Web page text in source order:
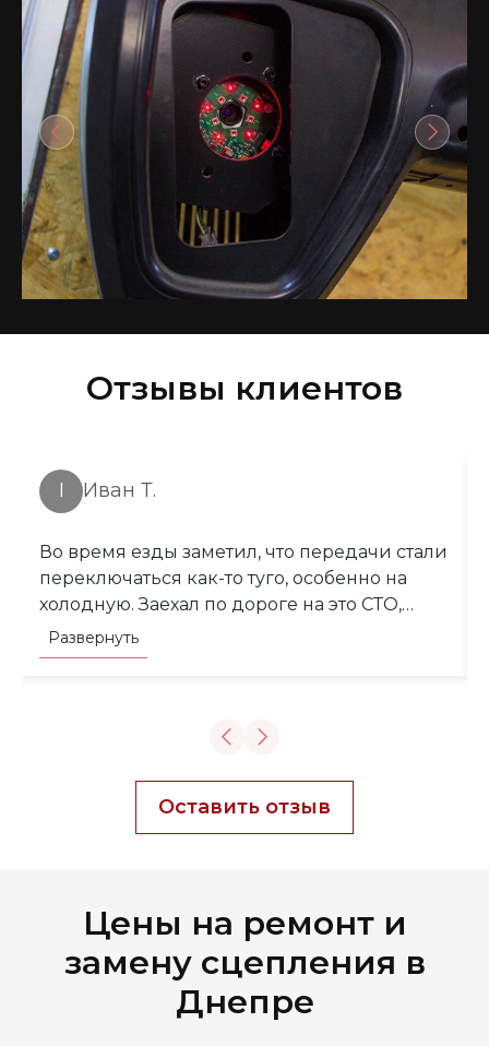
Отзывы клиентов
І Иван Т.
Во время езды заметил, что передачи стали
переключаться как-то туго, особенно на
холодную. Заехал по дороге на это СТО,
ребята сделали диагностику, оказалось, что
сцепление очень изношено. За день
без рывков. Спасибо за скорость и качество!
демократичные цены на услуги, думал
придется заплатить больше. Респект.
Развернуть
Оставить отзыв
Цены на ремонт и
замену сцепления в
Днепре